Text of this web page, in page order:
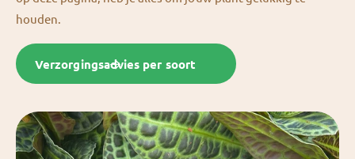
houden.
Verzorgingsadvies per soort